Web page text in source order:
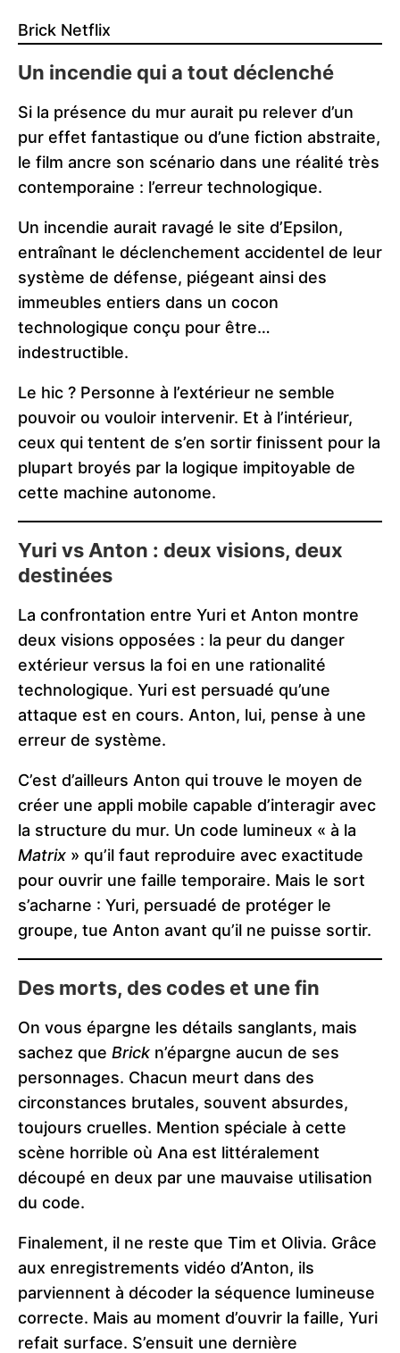
Brick Netflix
Un incendie qui a tout déclenché
Si la présence du mur aurait pu relever d’un
pur effet fantastique ou d’une fiction abstraite,
le film ancre son scénario dans une réalité très
contemporaine : l’erreur technologique.
Un incendie aurait ravagé le site d’Epsilon,
entraînant le déclenchement accidentel de leur
système de défense, piégeant ainsi des
immeubles entiers dans un cocon
technologique conçu pour être…
indestructible.
Le hic ? Personne à l’extérieur ne semble
pouvoir ou vouloir intervenir. Et à l’intérieur,
ceux qui tentent de s’en sortir finissent pour la
plupart broyés par la logique impitoyable de
cette machine autonome.
Yuri vs Anton : deux visions, deux
destinées
La confrontation entre Yuri et Anton montre
deux visions opposées : la peur du danger
extérieur versus la foi en une rationalité
technologique. Yuri est persuadé qu’une
attaque est en cours. Anton, lui, pense à une
erreur de système.
C’est d’ailleurs Anton qui trouve le moyen de
créer une appli mobile capable d’interagir avec
la structure du mur. Un code lumineux « à la
Matrix » qu’il faut reproduire avec exactitude
pour ouvrir une faille temporaire. Mais le sort
s’acharne : Yuri, persuadé de protéger le
groupe, tue Anton avant qu’il ne puisse sortir.
Des morts, des codes et une fin
On vous épargne les détails sanglants, mais
sachez que Brick n’épargne aucun de ses
personnages. Chacun meurt dans des
circonstances brutales, souvent absurdes,
toujours cruelles. Mention spéciale à cette
scène horrible où Ana est littéralement
découpé en deux par une mauvaise utilisation
du code.
Finalement, il ne reste que Tim et Olivia. Grâce
aux enregistrements vidéo d’Anton, ils
parviennent à décoder la séquence lumineuse
correcte. Mais au moment d’ouvrir la faille, Yuri
refait surface. S’ensuit une dernière